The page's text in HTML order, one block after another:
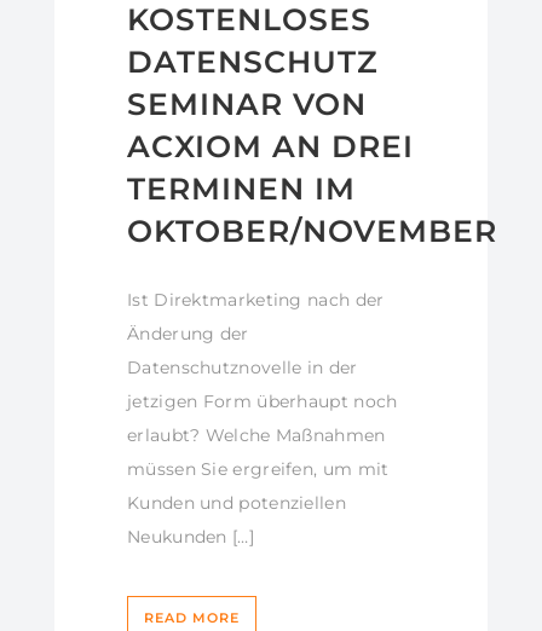
KOSTENLOSES
DATENSCHUTZ
SEMINAR VON
ACXIOM AN DREI
TERMINEN IM
OKTOBER/NOVEMBER
Ist Direktmarketing nach der
Änderung der
Datenschutznovelle in der
jetzigen Form überhaupt noch
erlaubt? Welche Maßnahmen
müssen Sie ergreifen, um mit
Kunden und potenziellen
Neukunden […]
READ MORE